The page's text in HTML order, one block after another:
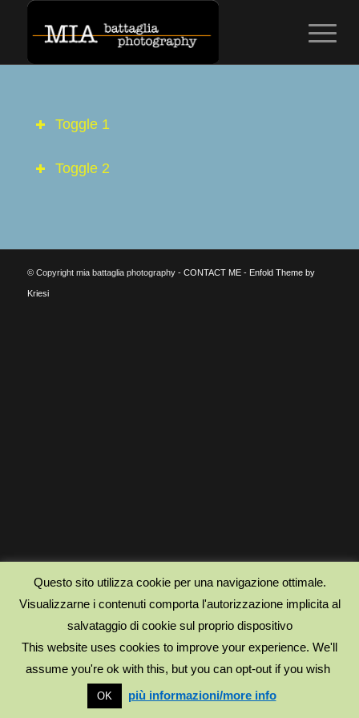
Toggle 1
Toggle 2
© Copyright mia battaglia photography - CONTACT ME- Enfold Theme by
Kriesi
Questo sito utilizza cookie per una navigazione ottimale.
Visualizzarne i contenuti comporta l'autorizzazione implicita al
salvataggio di cookie sul proprio dispositivo
This website uses cookies to improve your experience. We'll
assume you're ok with this, but you can opt-out if you wish
OK più informazioni/more info